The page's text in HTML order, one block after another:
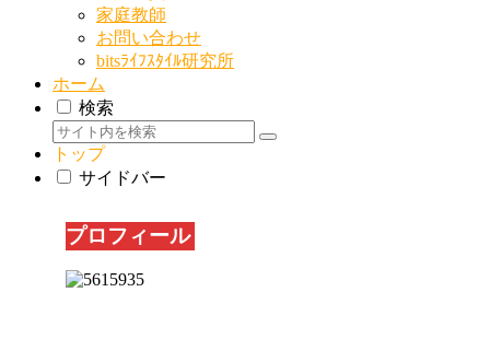
家庭教師
お問い合わせ
bitsﾗｲﾌｽﾀｲﾙ研究所
ホーム
検索
トップ
サイドバー
プロフィール